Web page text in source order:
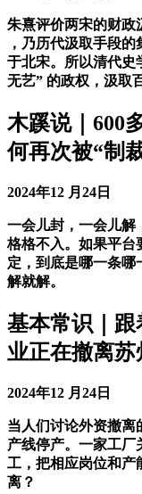
朱熹评价两宋的财政
，乃历代汲取手段
于北宋。所以清代史
无艺” 的政权，汲取
木蹊说｜600
何再次被“制
2024年12 月24日
一会儿封，一会儿解
格格不入。如果平台
定，到底是哪一条哪
解就解。
基本常识｜
业正在撤离苏
2024年12 月24日
当人们讨论外资撤离
产线停产。一家工厂
工，把相应岗位和产
离？